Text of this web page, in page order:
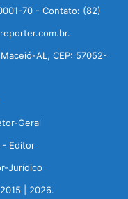
70 - Contato: (82)
AL, CEP: 57052-
Geral
- Editor
Jurídico
| 2026.